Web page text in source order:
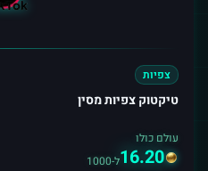
צפיות
טיקטוק צפיות מסין
עולם כולו
16.20ל-1000